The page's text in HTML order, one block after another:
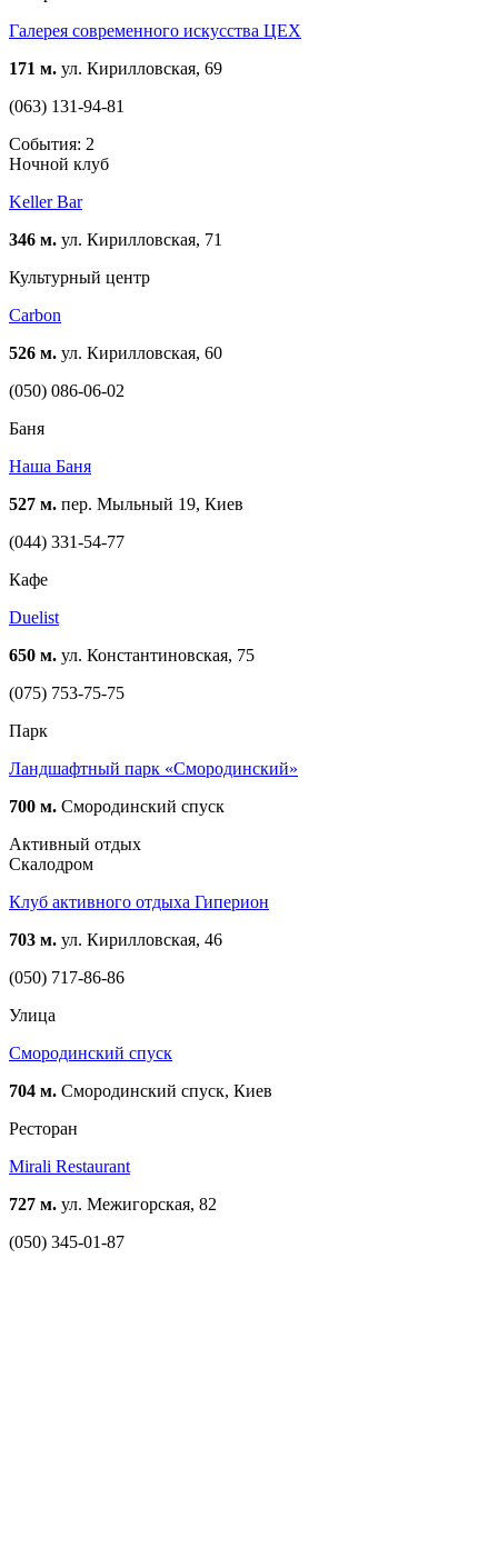
Галерея современного искусства ЦЕХ
171 м. ул. Кирилловская, 69
(063) 131-94-81
События: 2
Ночной клуб
Keller Bar
346 м. ул. Кирилловская, 71
Культурный центр
Carbon
526 м. ул. Кирилловская, 60
(050) 086-06-02
Баня
Наша Баня
527 м. пер. Мыльный 19, Киев
(044) 331-54-77
Кафе
Duelist
650 м. ул. Константиновская, 75
(075) 753-75-75
Парк
Ландшафтный парк «Смородинский»
700 м. Смородинский спуск
Активный отдых
Скалодром
Клуб активного отдыха Гиперион
703 м. ул. Кирилловская, 46
(050) 717-86-86
Улица
Смородинский спуск
704 м. Смородинский спуск, Киев
Ресторан
Mirali Restaurant
727 м. ул. Межигорская, 82
(050) 345-01-87